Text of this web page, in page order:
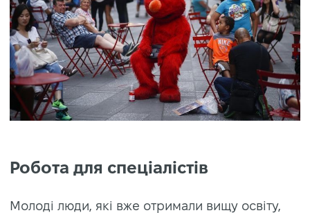
Робота для спеціалістів
Молоді люди, які вже отримали вищу освіту,